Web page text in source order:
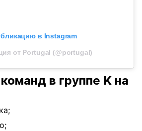
в Instagram
от Portugal (@portugal)
в группе K на